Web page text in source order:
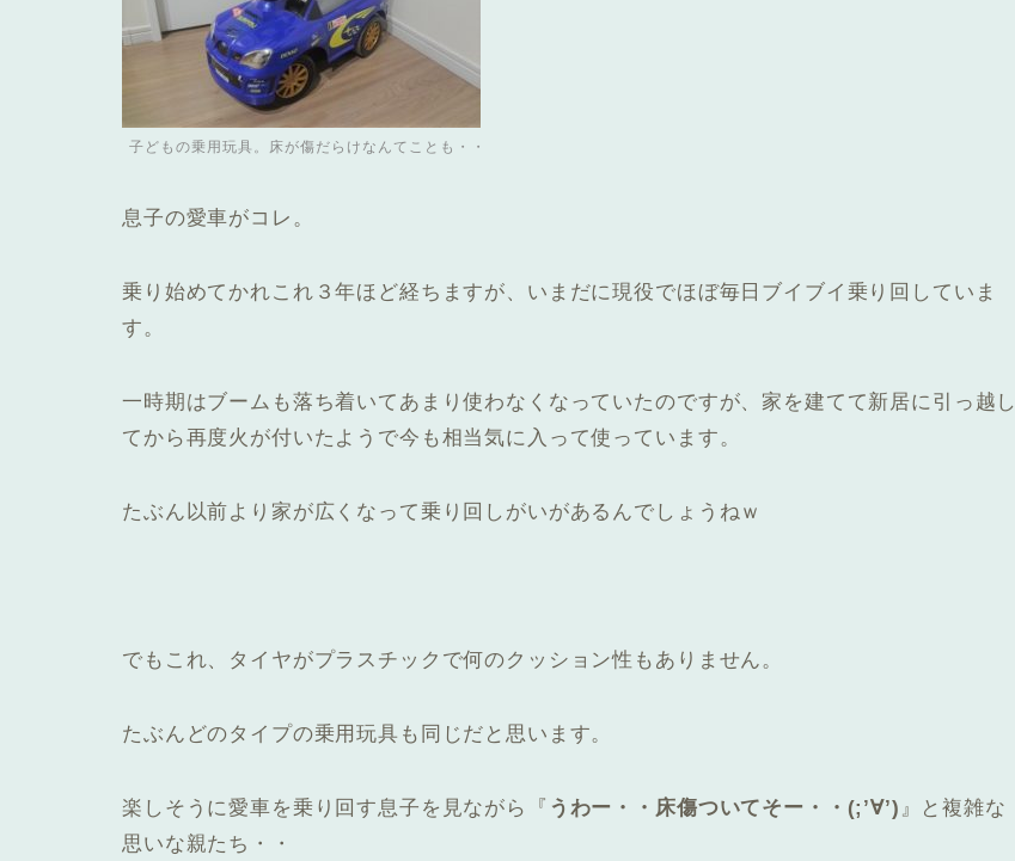
子どもの乗用玩具。床が傷だらけなんてことも・・
息子の愛車がコレ。
乗り始めてかれこれ３年ほど経ちますが、いまだに現役でほぼ毎日ブイブイ乗り回していま
す。
一時期はブームも落ち着いてあまり使わなくなっていたのですが、家を建てて新居に引っ越し
てから再度火が付いたようで今も相当気に入って使っています。
たぶん以前より家が広くなって乗り回しがいがあるんでしょうねｗ
でもこれ、 タイヤがプラスチックで何のクッション性もありません。
たぶんどのタイプの乗用玩具も同じだと思います。
楽しそうに愛車を乗り回す息子を見ながら『 うわー・・床傷ついてそー・・(;’∀’) 』と複雑な
思いな親たち・・